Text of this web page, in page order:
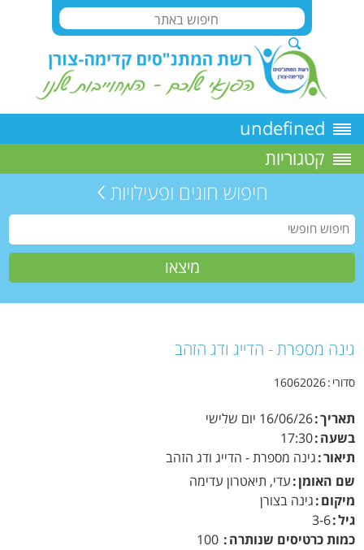
undefined
קטגוריות
חיפוש חוגים ופעילויות
גינה מספרת - הדייג ודג הזהב
סדורי 16062026
תאריך 16/06/26 יום שלישי
בשעה 17:30
תיאור גינה מספרת - הדייג ודג הזהב
שם האומן עדי, תיאטרון עדימה
מיקום גינה בצורן
גיל 3-6
כמות כרטיסים שנותרה
100